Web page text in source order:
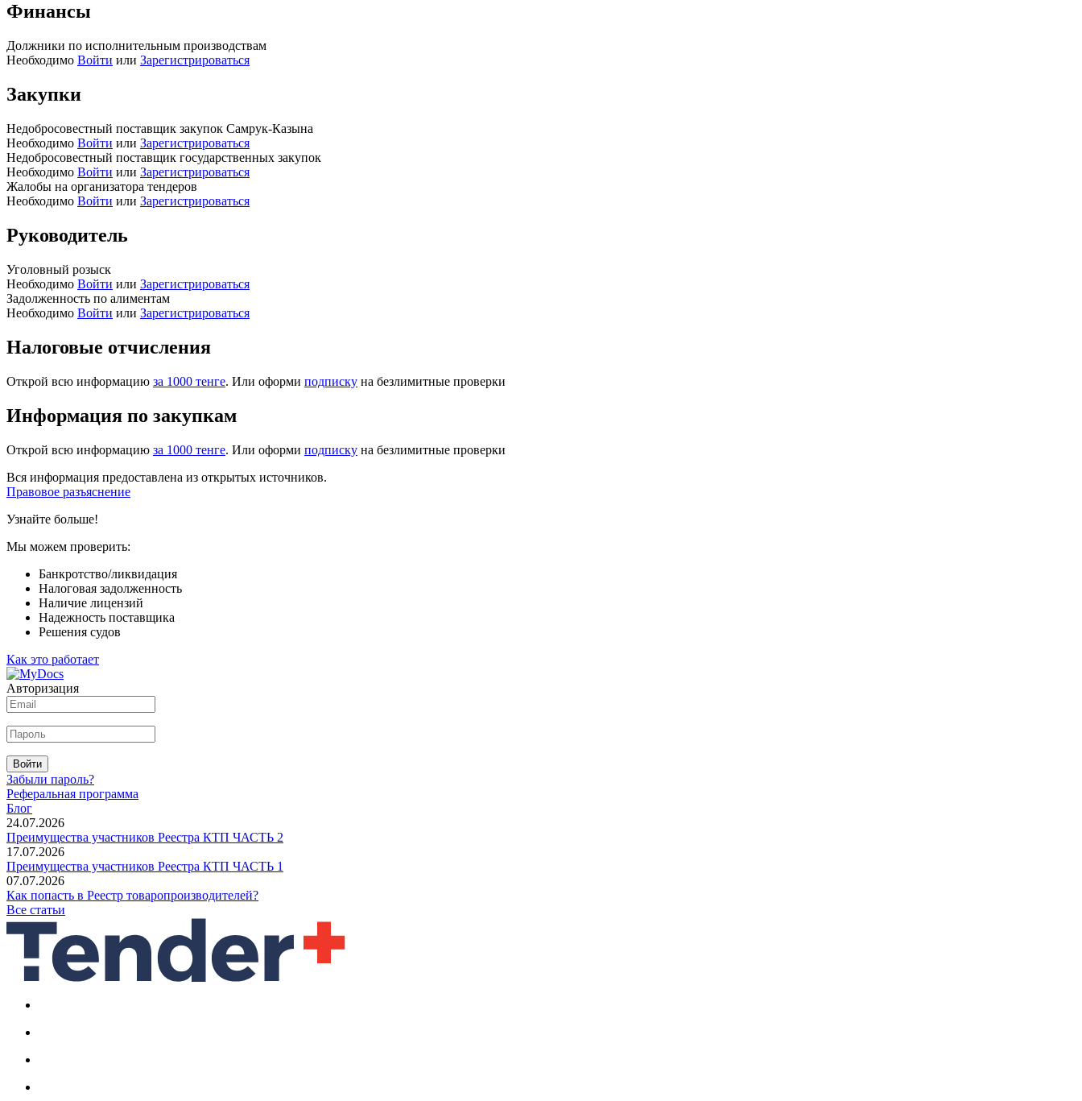
Финансы
Должники по исполнительным производствам
Необходимо Войти или Зарегистрироваться
Закупки
Недобросовестный поставщик закупок Самрук-Казына
Необходимо Войти или Зарегистрироваться
Недобросовестный поставщик государственных закупок
Необходимо Войти или Зарегистрироваться
Жалобы на организатора тендеров
Необходимо Войти или Зарегистрироваться
Руководитель
Уголовный розыск
Необходимо Войти или Зарегистрироваться
Задолженность по алиментам
Необходимо Войти или Зарегистрироваться
Налоговые отчисления
Открой всю информацию за 1000 тенге. Или оформи подписку на безлимитные проверки
Информация по закупкам
Открой всю информацию за 1000 тенге. Или оформи подписку на безлимитные проверки
Вся информация предоставлена из открытых источников.
Правовое разъяснение
Узнайте больше!
Мы можем проверить:
Банкротство/ликвидация
Налоговая задолженность
Наличие лицензий
Надежность поставщика
Решения судов
Как это работает
Авторизация
Войти
Забыли пароль?
Реферальная программа
Блог
24.07.2026
Преимущества участников Реестра КТП ЧАСТЬ 2
17.07.2026
Преимущества участников Реестра КТП ЧАСТЬ 1
07.07.2026
Как попасть в Реестр товаропроизводителей?
Все статьи